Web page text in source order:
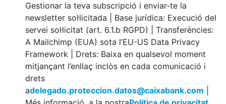
Gestionar la teva subscripció i enviar-te la
newsletter sol·licitada | Base jurídica: Execució del
servei sol·licitat (art. 6.1.b RGPD) | Transferències:
A Mailchimp (EUA) sota l’EU-US Data Privacy
Framework | Drets: Baixa en qualsevol moment
mitjançant l’enllaç inclòs en cada comunicació i
drets
adelegado.proteccion.datos@caixabank.com